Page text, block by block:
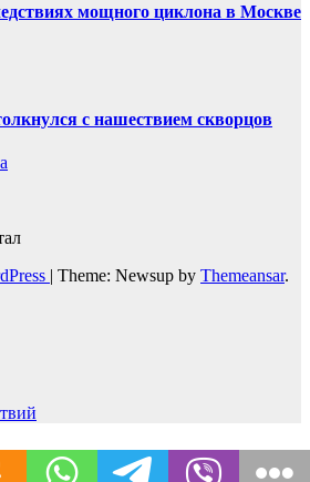
мощного циклона в Москве
с нашествием скворцов
| Theme: Newsup by Themeansar.